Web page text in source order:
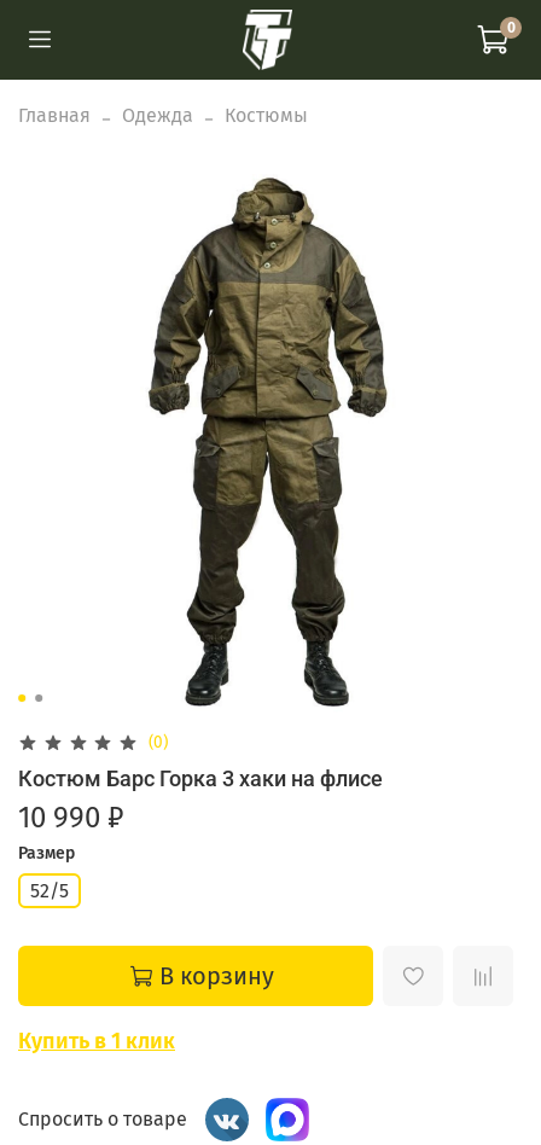
0
Главная Одежда Костюмы
(0)
Костюм Барс Горка 3 хаки на флисе
10 990 ₽
Размер
52/5
В корзину
Купить в 1 клик
Спросить о товаре